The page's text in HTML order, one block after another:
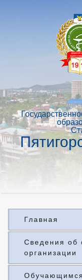
Главная
Сведения об
организации
Обучающимся